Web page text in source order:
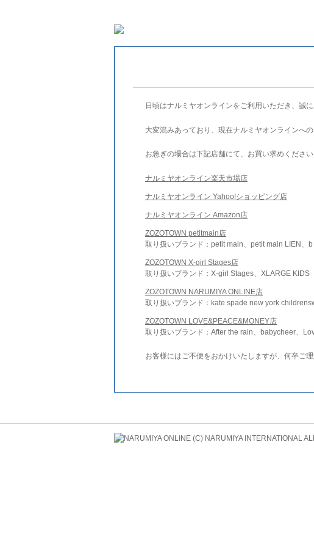
日頃はナルミヤオンラインをご利用いただき、誠に
大変混みあっており、現在ナルミヤオンラインへ
お急ぎの場合は下記店舗にて、お買い求めください
ナルミヤオンライン楽天市場店
ナルミヤオンライン Yahoo!ショッピング店
ナルミヤオンライン Amazon店
ZOZOTOWN petitmain店
取り扱いブランド：petit main、petit main LIEN、b
ZOZOTOWN X-girl Stages店
取り扱いブランド：X-girl Stages、XLARGE KIDS
ZOZOTOWN NARUMIYA ONLINE店
取り扱いブランド：kate spade new york
ZOZOTOWN LOVE&PEACE&MONEY店
取り扱いブランド：After the rain、babycheer、
お客様にはご不便をおかけいたしますが、何卒ご